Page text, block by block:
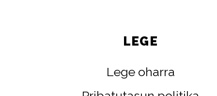
LEGE
Lege oharra